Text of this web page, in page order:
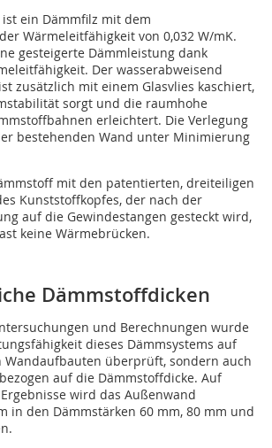
ist ein Dämmfilz mit dem
Wärmeleitfähigkeit von 0,032 W/mK.
gesteigerte Dämmleistung dank
Der wasserabweisend
zusätzlich mit einem Glasvlies kaschiert,
sorgt und die raumhohe
erleichtert. Die Verlegung
bestehenden Wand unter Minimierung
mit den patentierten, dreiteiligen
Kunststoffkopfes, der nach der
auf die Gewindestangen gesteckt wird,
keine Wärmebrücken.
Dämmstoffdicken
und Berechnungen wurde
dieses Dämmsystems auf
überprüft, sondern auch
auf die Dämmstoffdicke. Auf
wird das Außenwand
in den Dämmstärken 60 mm, 80 mm und